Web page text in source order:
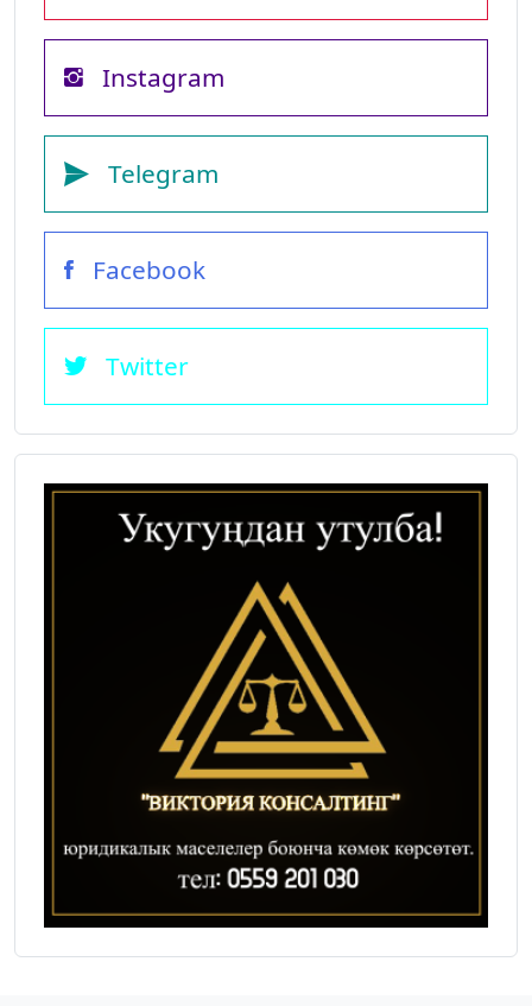
Instagram
Telegram
Facebook
Twitter